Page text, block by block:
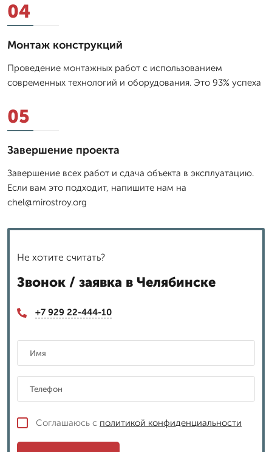
04
Монтаж конструкций
Проведение монтажных работ с использованием
современных технологий и оборудования. Это 93% успеха
05
Завершение проекта
Завершение всех работ и сдача объекта в эксплуатацию.
Если вам это подходит, напишите нам на
chel@mirostroy.org
Не хотите считать?
Звонок / заявка в Челябинске
+7 929 22-444-10
Соглашаюсь с политикой конфиденциальности